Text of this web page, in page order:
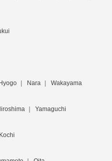
Hyogo Nara Wakayama
Yamaguchi
Kochi